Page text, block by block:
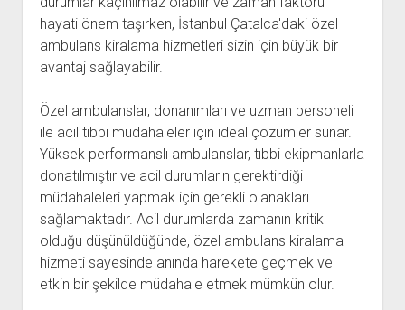
hayati önem taşırken, İstanbul Çatalca'daki özel
ambulans kiralama hizmetleri sizin için büyük bir
avantaj sağlayabilir.
Özel ambulanslar, donanımları ve uzman personeli
ile acil tıbbi müdahaleler için ideal çözümler sunar.
Yüksek performanslı ambulanslar, tıbbi ekipmanlarla
donatılmıştır ve acil durumların gerektirdiği
müdahaleleri yapmak için gerekli olanakları
sağlamaktadır. Acil durumlarda zamanın kritik
olduğu düşünüldüğünde, özel ambulans kiralama
hizmeti sayesinde anında harekete geçmek ve
etkin bir şekilde müdahale etmek mümkün olur.